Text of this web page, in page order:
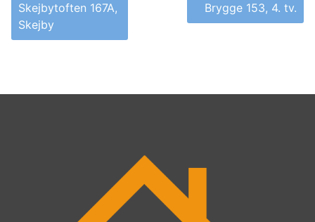
Skejbytoften 167A,
Skejby
Brygge 153, 4. tv.